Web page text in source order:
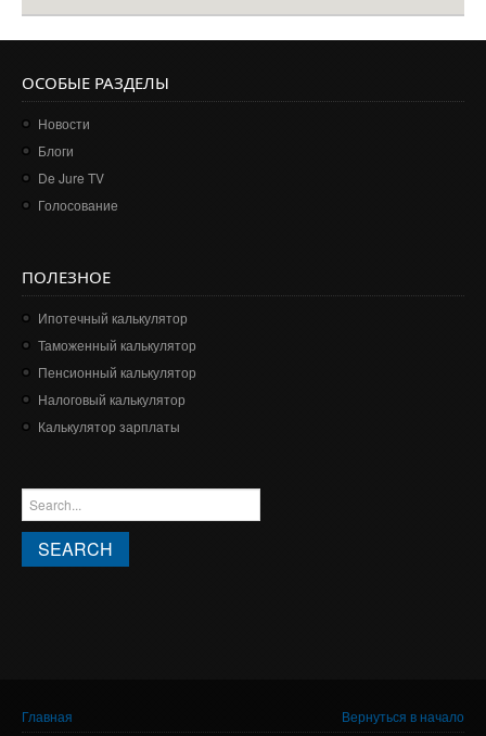
ОСОБЫЕ РАЗДЕЛЫ
Новости
Блоги
De Jure TV
Голосование
ПОЛЕЗНОЕ
Ипотечный калькулятор
Таможенный калькулятор
Пенсионный калькулятор
Налоговый калькулятор
Калькулятор зарплаты
ФОРМА ПОИСКА
Search this site
Вы здесь
Главная Вернуться в начало